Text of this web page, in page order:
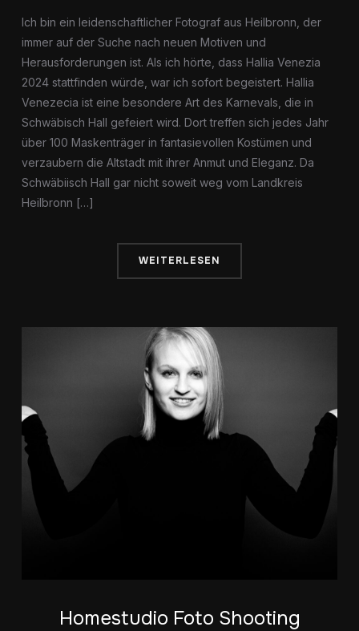
Ich bin ein leidenschaftlicher Fotograf aus Heilbronn, der
immer auf der Suche nach neuen Motiven und
Herausforderungen ist. Als ich hörte, dass Hallia Venezia
2024 stattfinden würde, war ich sofort begeistert. Hallia
Venezecia ist eine besondere Art des Karnevals, die in
Schwäbisch Hall gefeiert wird. Dort treffen sich jedes Jahr
über 100 Maskenträger in fantasievollen Kostümen und
verzaubern die Altstadt mit ihrer Anmut und Eleganz. Da
Schwäbiisch Hall gar nicht soweit weg vom Landkreis
Heilbronn […]
WEITERLESEN
Homestudio Foto Shooting